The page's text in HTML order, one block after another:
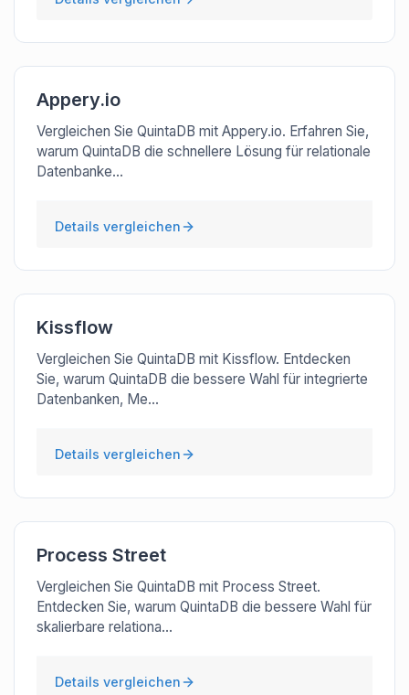
Appery.io
Vergleichen Sie QuintaDB mit Appery.io. Erfahren Sie,
warum QuintaDB die schnellere Lösung für relationale
Datenbanke...
Details vergleichen
Kissflow
Vergleichen Sie QuintaDB mit Kissflow. Entdecken
Sie, warum QuintaDB die bessere Wahl für integrierte
Datenbanken, Me...
Details vergleichen
Process Street
Vergleichen Sie QuintaDB mit Process Street.
Entdecken Sie, warum QuintaDB die bessere Wahl für
skalierbare relationa...
Details vergleichen